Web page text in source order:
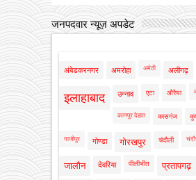
जनपदवार न्यूज़ अपडेट
अंबेडकरनगर अमरोहा अमेठी अलीगढ़
इलाहाबाद उन्नाव एटा औरैया
कानपुर देहात कासगंज
गाजीपुर गोण्डा गोरखपुर चंदौली
जालौन देवरिया पीलीभीत प्रतापगढ़